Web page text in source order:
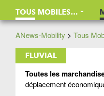
TOUS MOBILES…
ANews-Mobility > Tous
FLUVIAL
Toutes les
déplacement